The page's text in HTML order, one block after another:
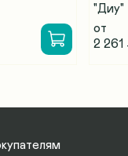
"Диу"
от
2 261